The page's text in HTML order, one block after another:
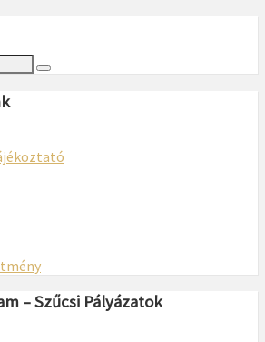
– Szűcsi Pályázatok